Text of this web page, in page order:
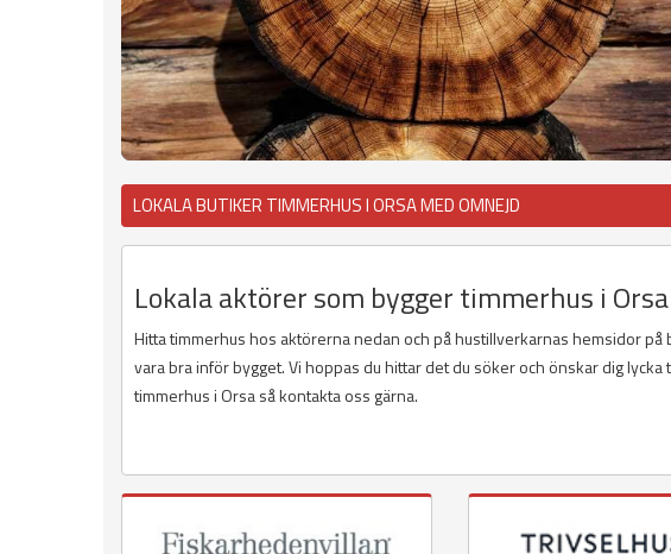
LOKALA BUTIKER TIMMERHUS I ORSA MED OMNEJD
Lokala aktörer som bygger timmerhus i Orsa
Hitta timmerhus hos aktörerna nedan och på hustillverkarnas hemsidor
vara bra inför bygget. Vi hoppas du hittar det du söker och önskar dig
timmerhus i Orsa så kontakta oss gärna.